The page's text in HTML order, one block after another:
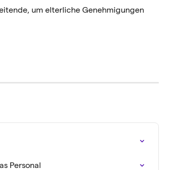
um elterliche Genehmigungen
Personal